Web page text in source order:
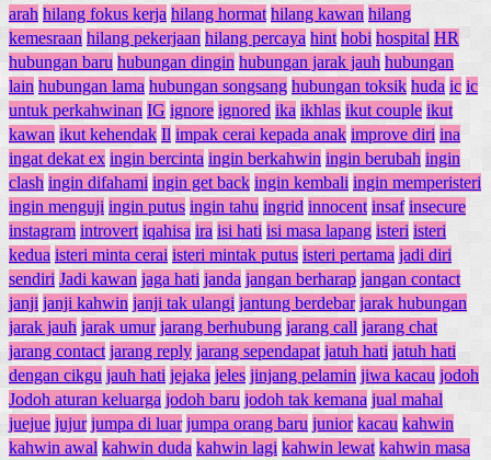
arah hilang fokus kerja hilang hormat hilang kawan hilang
kemesraan hilang pekerjaan hilang percaya hint hobi hospital HR
hubungan baru hubungan dingin hubungan jarak jauh hubungan
lain hubungan lama hubungan songsang hubungan toksik huda ic ic
untuk perkahwinan IG ignore ignored ika ikhlas ikut couple ikut
kawan ikut kehendak Il impak cerai kepada anak improve diri ina
ingat dekat ex ingin bercinta ingin berkahwin ingin berubah ingin
clash ingin difahami ingin get back ingin kembali ingin memperisteri
ingin menguji ingin putus ingin tahu ingrid innocent insaf insecure
instagram introvert iqahisa ira isi hati isi masa lapang isteri isteri
kedua isteri minta cerai isteri mintak putus isteri pertama jadi diri
sendiri Jadi kawan jaga hati janda jangan berharap jangan contact
janji janji kahwin janji tak ulangi jantung berdebar jarak hubungan
jarak jauh jarak umur jarang berhubung jarang call jarang chat
jarang contact jarang reply jarang sependapat jatuh hati jatuh hati
dengan cikgu jauh hati jejaka jeles jinjang pelamin jiwa kacau jodoh
Jodoh aturan keluarga jodoh baru jodoh tak kemana jual mahal
juejue jujur jumpa di luar jumpa orang baru junior kacau kahwin
kahwin awal kahwin duda kahwin lagi kahwin lewat kahwin masa